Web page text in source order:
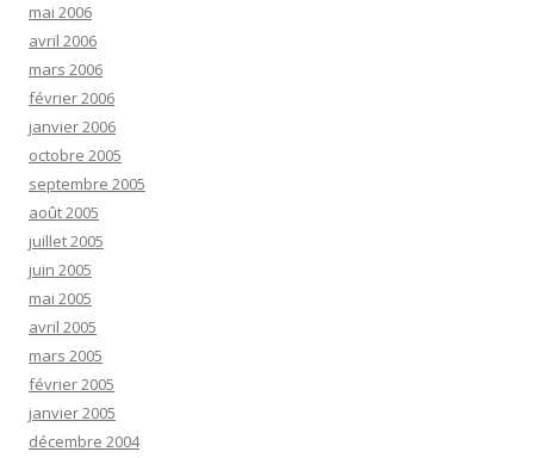
mai 2006
avril 2006
mars 2006
février 2006
janvier 2006
octobre 2005
septembre 2005
août 2005
juillet 2005
juin 2005
mai 2005
avril 2005
mars 2005
février 2005
janvier 2005
décembre 2004